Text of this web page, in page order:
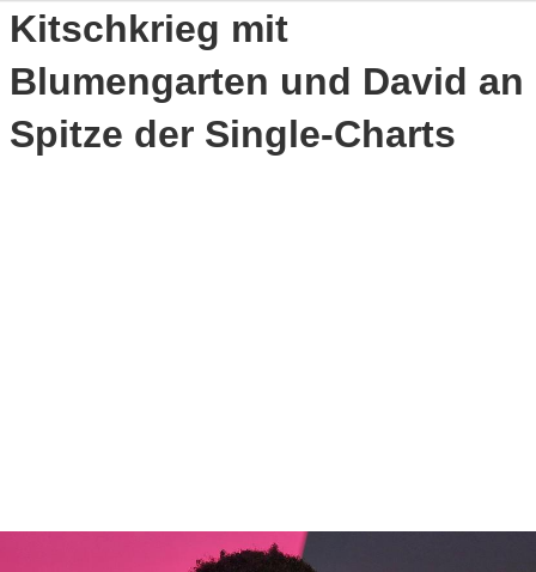
Kitschkrieg mit
Blumengarten und David an
Spitze der Single-Charts